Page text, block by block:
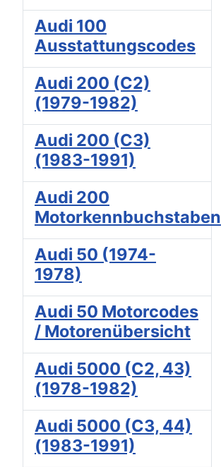
Audi 100
Ausstattungscodes
Audi 200 (C2)
(1979-1982)
Audi 200 (C3)
(1983-1991)
Audi 200
Motorkennbuchstaben
Audi 50 (1974-
1978)
Audi 50 Motorcodes
/ Motorenübersicht
Audi 5000 (C2, 43)
(1978-1982)
Audi 5000 (C3, 44)
(1983-1991)